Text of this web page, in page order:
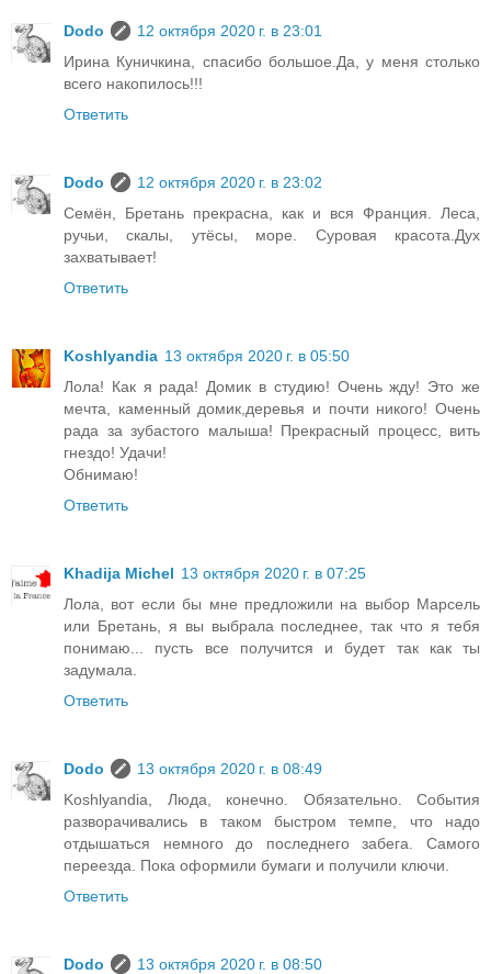
Dodo
12 октября 2020 г. в 23:01
Ирина Куничкина, спасибо большое.Да, у меня столько
всего накопилось!!!
Ответить
Dodo
12 октября 2020 г. в 23:02
Семён, Бретань прекрасна, как и вся Франция. Леса,
ручьи, скалы, утёсы, море. Суровая красота.Дух
захватывает!
Ответить
Koshlyandia 13 октября 2020 г. в 05:50
Лола! Как я рада! Домик в студию! Очень жду! Это же
мечта, каменный домик,деревья и почти никого! Очень
рада за зубастого малыша! Прекрасный процесс, вить
гнездо! Удачи!
Обнимаю!
Ответить
Khadija Michel 13 октября 2020 г. в 07:25
Лола, вот если бы мне предложили на выбор Марсель
или Бретань, я вы выбрала последнее, так что я тебя
понимаю... пусть все получится и будет так как ты
задумала.
Ответить
Dodo
13 октября 2020 г. в 08:49
Koshlyandia, Люда, конечно. Обязательно. События
разворачивались в таком быстром темпе, что надо
отдышаться немного до последнего забега. Самого
переезда. Пока оформили бумаги и получили ключи.
Ответить
Dodo 13 октября 2020 г. в 08:50